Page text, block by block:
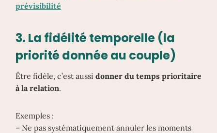
prévisibilité
3. La fidélité temporelle (la
priorité donnée au couple)
Être fidèle, c’est aussi donner du temps prioritaire
à la relation.
Exemples :
– Ne pas systématiquement annuler les moments